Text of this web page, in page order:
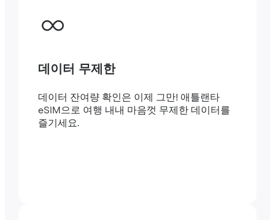
데이터 무제한
데이터 잔여량 확인은 이제 그만! 애틀랜타
eSIM으로 여행 내내 마음껏 무제한 데이터를
즐기세요.